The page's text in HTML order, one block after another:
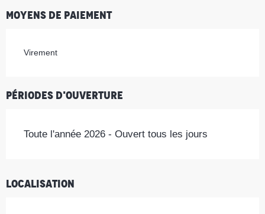
Moyens de paiement
Virement
Périodes d'ouverture
Toute l'année 2026 - Ouvert tous les jours
Localisation